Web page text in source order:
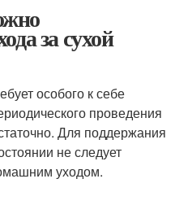
за сухой
особого к себе
проведения
Для поддержания
не следует
уходом.